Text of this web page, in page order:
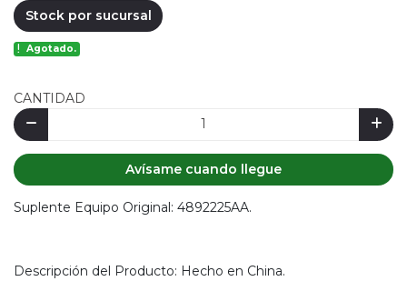
Stock por sucursal
Agotado.
CANTIDAD
Avísame cuando llegue
Suplente Equipo Original: 4892225AA.
Descripción del Producto: Hecho en China.